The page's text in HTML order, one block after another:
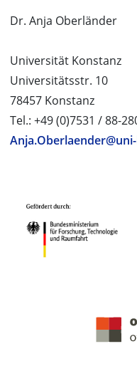
Dr. Anja Oberländer
Universität Konstanz
Universitätsstr. 10
78457 Konstanz
Tel.: +49 (0)7531 / 88-